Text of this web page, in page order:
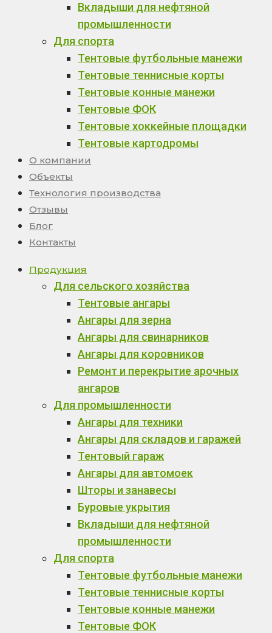
Вкладыши для нефтяной
промышленности
Для спорта
Тентовые футбольные манежи
Тентовые теннисные корты
Тентовые конные манежи
Тентовые ФОК
Тентовые хоккейные площадки
Тентовые картодромы
О компании
Объекты
Технология производства
Отзывы
Блог
Контакты
Продукция
Для сельского хозяйства
Тентовые ангары
Ангары для зерна
Ангары для свинарников
Ангары для коровников
Ремонт и перекрытие арочных
ангаров
Для промышленности
Ангары для техники
Ангары для складов и гаражей
Тентовый гараж
Ангары для автомоек
Шторы и занавесы
Буровые укрытия
Вкладыши для нефтяной
промышленности
Для спорта
Тентовые футбольные манежи
Тентовые теннисные корты
Тентовые конные манежи
Тентовые ФОК